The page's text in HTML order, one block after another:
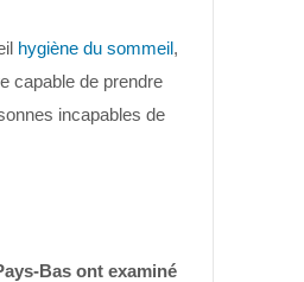
hygiène du sommeil,
capable de prendre
incapables de
Bas ont examiné